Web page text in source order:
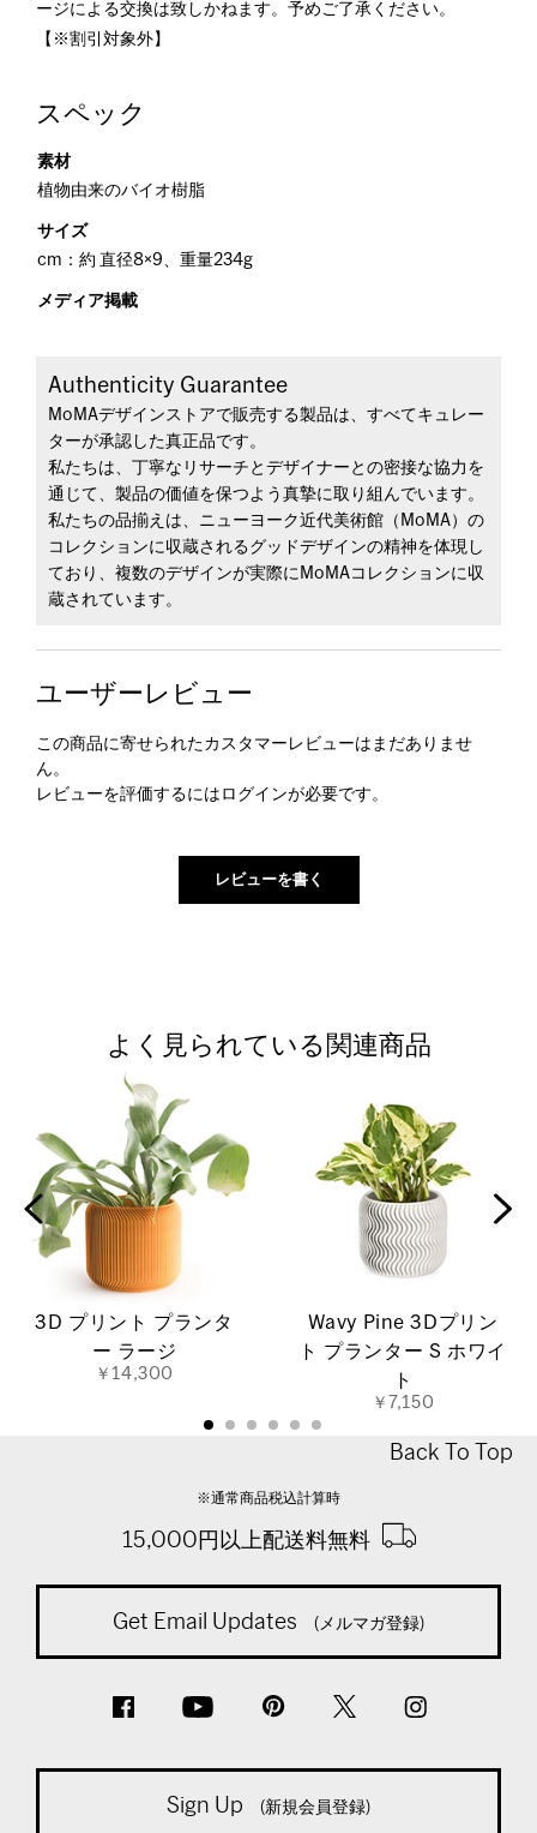
ージによる交換は致しかねます。予めご了承ください。
【※割引対象外】
スペック
素材
植物由来のバイオ樹脂
サイズ
cm：約 直径8×9、重量234g
メディア掲載
Authenticity Guarantee
MoMAデザインストアで販売する製品は、すべてキュレー
ターが承認した真正品です。
私たちは、丁寧なリサーチとデザイナーとの密接な協力を
通じて、製品の価値を保つよう真摯に取り組んでいます。
私たちの品揃えは、ニューヨーク近代美術館（MoMA）の
コレクションに収蔵されるグッドデザインの精神を体現し
ており、複数のデザインが実際にMoMAコレクションに収
蔵されています。
ユーザーレビュー
この商品に寄せられたカスタマーレビューはまだありませ
ん。
レビューを評価するには ログインが必要です。
よく見られている関連商品
3D プリント プランタ
ー ラージ
￥14,300
Wavy Pine 3Dプリン
ト プランター S ホワイ
ト
￥7,150
Back To Top
※通常商品税込計算時
15,000円以上配送料無料
Get Email Updates (メルマガ登録)
Sign Up (新規会員登録)